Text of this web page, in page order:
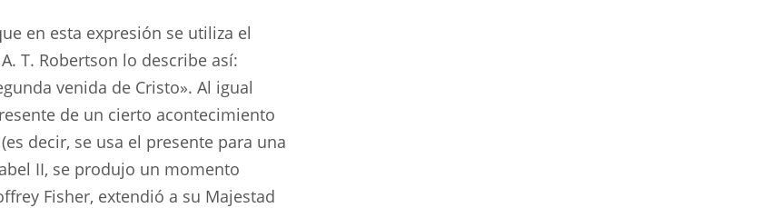
en esta expresión se utiliza el
T. Robertson lo describe así:
venida de Cristo». Al igual
de un cierto acontecimiento
decir, se usa el presente para una
II, se produjo un momento
Fisher, extendió a su Majestad